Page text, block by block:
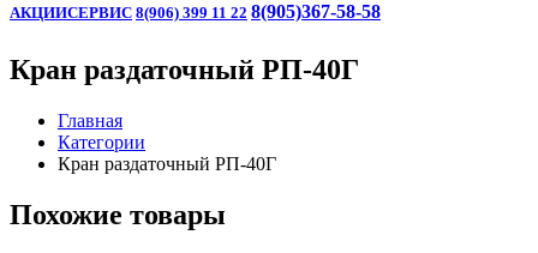
АКЦИИСЕРВИС 8(906) 399 11 22 8(905)367-58-58
Кран раздаточный РП-40Г
Главная
Категории
Кран раздаточный РП-40Г
Похожие товары